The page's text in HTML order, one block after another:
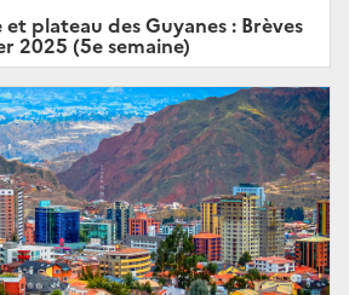
plateau des Guyanes : Brèves
2025 (5e semaine)